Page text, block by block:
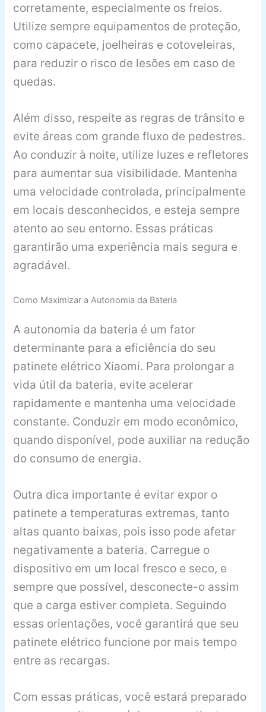
corretamente, especialmente os freios.
Utilize sempre equipamentos de proteção,
como capacete, joelheiras e cotoveleiras,
para reduzir o risco de lesões em caso de
quedas.
Além disso, respeite as regras de trânsito e
evite áreas com grande fluxo de pedestres.
Ao conduzir à noite, utilize luzes e refletores
para aumentar sua visibilidade. Mantenha
uma velocidade controlada, principalmente
em locais desconhecidos, e esteja sempre
atento ao seu entorno. Essas práticas
garantirão uma experiência mais segura e
agradável.
Como Maximizar a Autonomia da Bateria
A autonomia da bateria é um fator
determinante para a eficiência do seu
patinete elétrico Xiaomi. Para prolongar a
vida útil da bateria, evite acelerar
rapidamente e mantenha uma velocidade
constante. Conduzir em modo econômico,
quando disponível, pode auxiliar na redução
do consumo de energia.
Outra dica importante é evitar expor o
patinete a temperaturas extremas, tanto
altas quanto baixas, pois isso pode afetar
negativamente a bateria. Carregue o
dispositivo em um local fresco e seco, e
sempre que possível, desconecte-o assim
que a carga estiver completa. Seguindo
essas orientações, você garantirá que seu
patinete elétrico funcione por mais tempo
entre as recargas.
Com essas práticas, você estará preparado